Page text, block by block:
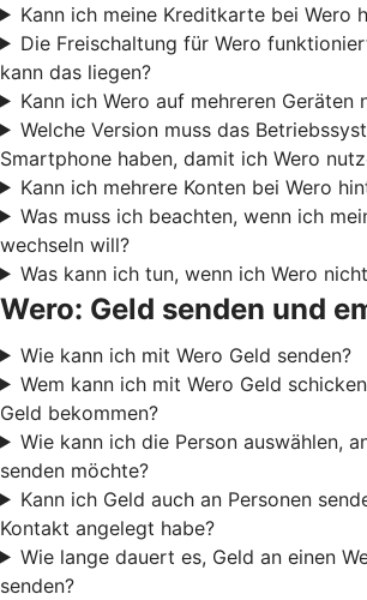
Kann ich meine Kreditkarte bei Wero
Die Freischaltung für Wero
kann das liegen?
Kann ich Wero auf mehreren Geräten
Welche Version muss das
Smartphone haben, damit ich Wero
Kann ich mehrere Konten bei Wero
Was muss ich beachten, wenn ich
wechseln will?
Was kann ich tun, wenn ich Wero
Wero: Geld senden und
Wie kann ich mit Wero Geld senden?
Wem kann ich mit Wero Geld
Geld bekommen?
Wie kann ich die Person auswählen,
senden möchte?
Kann ich Geld auch an Personen
Kontakt angelegt habe?
Wie lange dauert es, Geld an einen
senden?